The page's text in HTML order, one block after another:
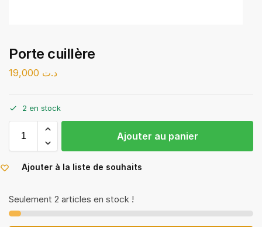
Porte cuillère
د.ت
2 en stock
Ajouter au panier
Ajouter à la liste de souhaits
Seulement 2 articles en stock !